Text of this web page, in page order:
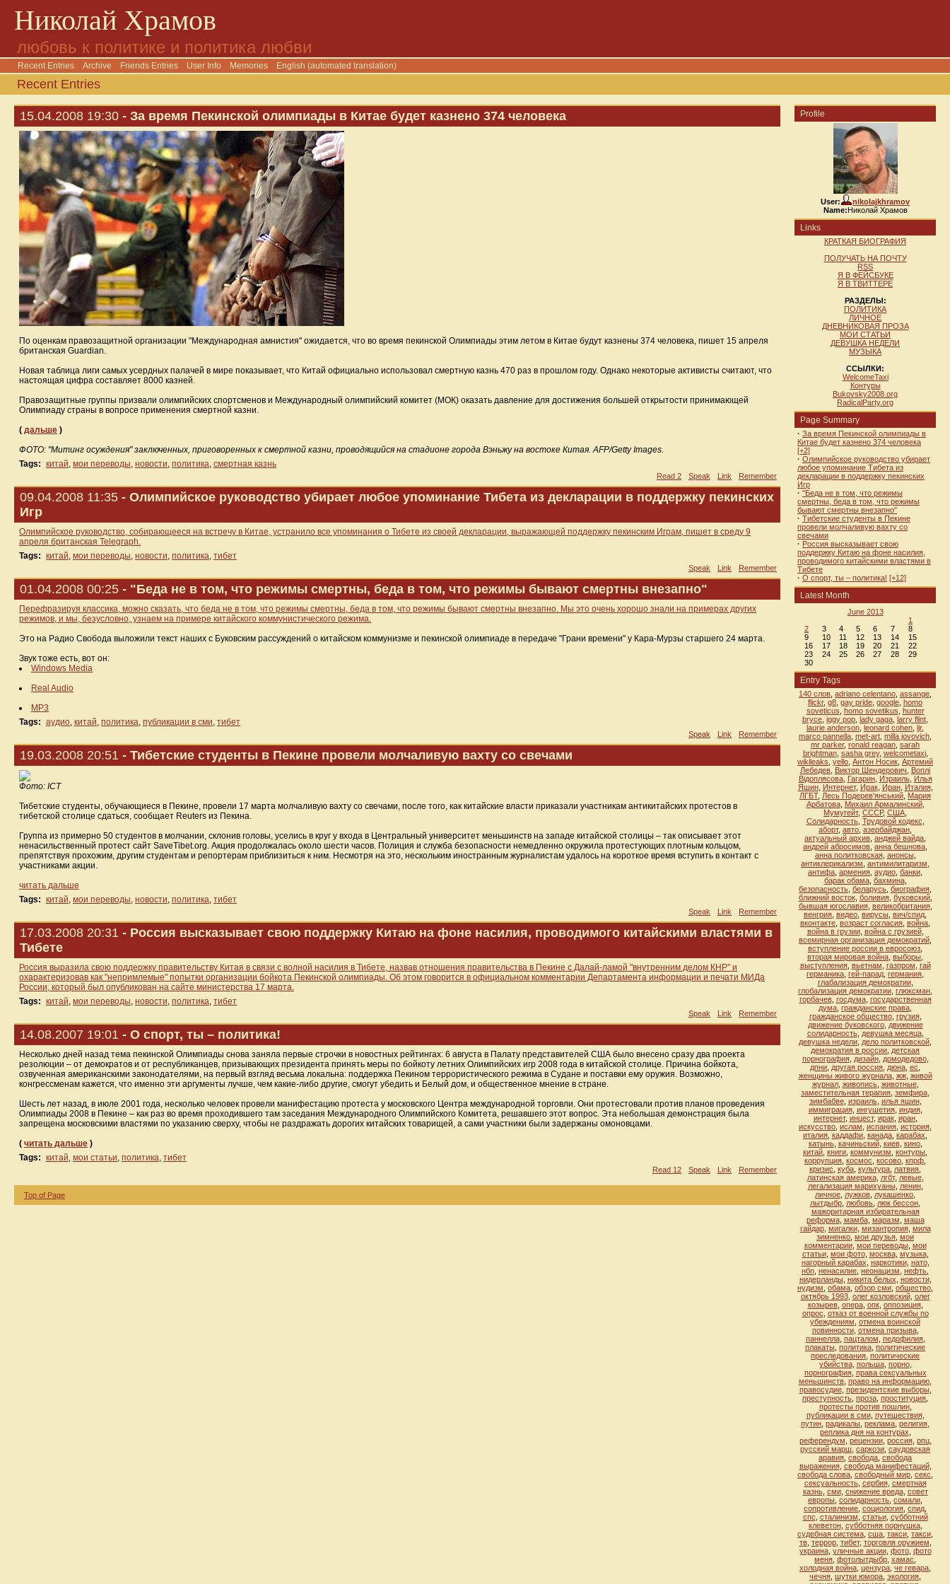
Николай Храмов
любовь к политике и политика любви
Recent Entries Archive Friends Entries User Info Memories English (automated translation)
Recent Entries
15.04.2008 19:30 - За время Пекинской олимпиады в Китае будет казнено 374 человека
По оценкам правозащитной организации "Международная амнистия" ожидается, что во время пекинской Олимпиады этим летом в Китае будут казнены 374 человека, пишет 15 апреля
британская Guardian.
Новая таблица лиги самых усердных палачей в мире показывает, что Китай официально использовал смертную казнь 470 раз в прошлом году. Однако некоторые активисты считают, что
настоящая цифра составляет 8000 казней.
Правозащитные группы призвали олимпийских спортсменов и Международный олимпийский комитет (МОК) оказать давление для достижения большей открытости принимающей
Олимпиаду страны в вопросе применения смертной казни.
( дальше )
ФОТО: "Митинг осуждения" заключенных, приговоренных к смертной казни, проводящийся на стадионе города Вэньжу на востоке Китая. AFP/Getty Images.
Tags: китай, мои переводы, новости, политика, смертная казнь
Read 2 Speak Link Remember
09.04.2008 11:35 - Олимпийское руководство убирает любое упоминание Тибета из декларации в поддержку пекинских
Игр
Олимпийское руководство, собирающееся на встречу в Китае, устранило все упоминания о Тибете из своей декларации, выражающей поддержку пекинским Играм, пишет в среду 9
апреля британская Telegraph.
Tags: китай, мои переводы, новости, политика, тибет
Speak Link Remember
01.04.2008 00:25 - "Беда не в том, что режимы смертны, беда в том, что режимы бывают смертны внезапно"
Перефразируя классика, можно сказать, что беда не в том, что режимы смертны, беда в том, что режимы бывают смертны внезапно. Мы это очень хорошо знали на примерах других
режимов, и мы, безусловно, узнаем на примере китайского коммунистического режима.
Это на Радио Свобода выложили текст наших с Буковским рассуждений о китайском коммунизме и пекинской олимпиаде в передаче "Грани времени" у Кара-Мурзы старшего 24 марта.
Звук тоже есть, вот он:
Windows Media
Real Audio
MP3
Tags: аудио, китай, политика, публикации в сми, тибет
Speak Link Remember
19.03.2008 20:51 - Тибетские студенты в Пекине провели молчаливую вахту со свечами
Фото: ICT
Тибетские студенты, обучающиеся в Пекине, провели 17 марта молчаливую вахту со свечами, после того, как китайские власти приказали участникам антикитайских протестов в
тибетской столице сдаться, сообщает Reuters из Пекина.
Группа из примерно 50 студентов в молчании, склонив головы, уселись в круг у входа в Центральный университет меньшинств на западе китайской столицы – так описывает этот
ненасильственный протест сайт SaveTibet.org. Акция продолжалась около шести часов. Полиция и служба безопасности немедленно окружила протестующих плотным кольцом,
препятствуя прохожим, другим студентам и репортерам приблизиться к ним. Несмотря на это, нескольким иностранным журналистам удалось на короткое время вступить в контакт с
участниками акции.
читать дальше
Tags: китай, мои переводы, новости, политика, тибет
Speak Link Remember
17.03.2008 20:31 - Россия высказывает свою поддержку Китаю на фоне насилия, проводимого китайскими властями в
Тибете
Россия выразила свою поддержку правительству Китая в связи с волной насилия в Тибете, назвав отношения правительства в Пекине с Далай-ламой "внутренним делом КНР" и
охарактеризовав как "непримлемые" попытки организации бойкота Пекинской олимпиады. Об этом говорится в официальном комментарии Департамента информации и печати МИДа
России, который был опубликован на сайте министерства 17 марта.
Tags: китай, мои переводы, новости, политика, тибет
Speak Link Remember
14.08.2007 19:01 - О спорт, ты – политика!
Несколько дней назад тема пекинской Олимпиады снова заняла первые строчки в новостных рейтингах: 6 августа в Палату представителей США было внесено сразу два проекта
резолюции – от демократов и от республиканцев, призывающих президента принять меры по бойкоту летних Олимпийских игр 2008 года в китайской столице. Причина бойкота,
озвученная американскими законодателями, на первый взгляд весьма локальна: поддержка Пекином террористического режима в Судане и поставки ему оружия. Возможно,
конгрессменам кажется, что именно эти аргументы лучше, чем какие-либо другие, смогут убедить и Белый дом, и общественное мнение в стране.
Шесть лет назад, в июле 2001 года, несколько человек провели манифестацию протеста у московского Центра международной торговли. Они протестовали против планов проведения
Олимпиады 2008 в Пекине – как раз во время проходившего там заседания Международного Олимпийского Комитета, решавшего этот вопрос. Эта небольшая демонстрация была
запрещена московскими властями по указанию сверху, чтобы не раздражать дорогих китайских товарищей, а сами участники были задержаны омоновцами.
( читать дальше )
Tags: китай, мои статьи, политика, тибет
Read 12 Speak Link Remember
Top of Page
Profile
User:
nikolajkhramov
Name:Николай Храмов
Links
КРАТКАЯ БИОГРАФИЯ
ПОЛУЧАТЬ НА ПОЧТУ
RSS
Я В ФЕЙСБУКЕ
Я В ТВИТТЕРЕ
РАЗДЕЛЫ:
ПОЛИТИКА
ЛИЧНОЕ
ДНЕВНИКОВАЯ ПРОЗА
МОИ СТАТЬИ
ДЕВУШКА НЕДЕЛИ
МУЗЫКА
ССЫЛКИ:
WelcomeTaxi
Контуры
Bukovsky2008.org
RadicalParty.org
Page Summary
· За время Пекинской олимпиады в
Китае будет казнено 374 человека
[+2]
· Олимпийское руководство убирает
любое упоминание Тибета из
декларации в поддержку пекинских
Игр
· "Беда не в том, что режимы
смертны, беда в том, что режимы
бывают смертны внезапно"
· Тибетские студенты в Пекине
провели молчаливую вахту со
свечами
· Россия высказывает свою
поддержку Китаю на фоне насилия,
проводимого китайскими властями в
Тибете
· О спорт, ты – политика! [+12]
Latest Month
June 2013
1
2
3 4 5 6 7
8
9
10 11 12 13 14
15
16
17 18 19 20 21
22
23
24 25 26 27 28
29
30
Entry Tags
140 слов adriano celentano assange
flickr, g8 gay pride google homo
soveticus homo sovetikus hunter
bryce iggy pop lady gaga larry flint
laurie anderson leonard cohen ljr,
marco pannella met-art milla jovovich
mr parker, ronald reagan sarah
brightman, sasha grey, welcometaxi,
wikileaks yello Антон Носик Артемий
Лебедев Виктор Шендерович
Воплi
Вiдоплясова, Гагарин, Израиль, Илья
Яшин, Интернет, Ирак, Иран, Италия,
ЛГБТ, Лесь Подерев'янський Мария
Арбатова, Михаил Армалинский,
Мумугейт, СССР, США
Солидарность, Трудовой кодекс
аборт, авто азербайджан
актуальный архив анджей вайда
андрей абросимов анна бешнова
анна политковская, анонсы,
антиклерикализм антимилитаризм
антифа армения аудио банки
барак обама, бахмина,
безопасность беларусь биография
ближний восток, боливия, буковский,
бывшая югославия, великобритания,
венгрия видео вирусы вич/спид
вконтакте возраст согласия война
война в грузии, война с грузией,
всемирная организация демократий
вступление россии в евросоюз
вторая мировая война выборы
выступления, вьетнам газпром гай
германика гей-парад германия
глабализация демократии,
глобализация демократии глюксман
горбачев, госдума, государственная
дума гражданские права
гражданское общество, грузия,
движение буковского, движение
солидарность, девушка месяца,
девушка недели дело политковской
демократия в россии детская
порнография, дизайн, домодедово,
дпни другая россия дюна ес
женщины живого журнала, жж, живой
журнал, живопись, животные,
заместительная терапия земфира
зимбабве, израиль, илья яшин,
иммиграция, ингушетия, индия,
интернет, инцест, ирак, иран,
искусство ислам испания история
италия каддафи канада карабах
катынь, качиньский, киев, кино,
китай книги коммунизм контуры
коррупция космос косово кпрф
кризис куба культура латвия
латинская америка, лгбт, левые,
легализация марихуаны, ленин,
личное лужков лукашенко
лытдыбр любовь люк бессон
мажоритарная избирательная
реформа, мамба, маразм маша
гайдар, мигалки, мизантропия, мила
зимненко мои друзья мои
комментарии, мои переводы, мои
статьи, мои фото, москва, музыка,
нагорный карабах наркотики, нато,
нбп ненасилие неонацизм нефть
нидерланды, никита белых новости,
нудизм обама обзор сми общество
октябрь 1993, олег козловский, олег
козырев, опера, опк, оппозиция,
опрос отказ от военной службы по
убеждениям отмена воинской
повинности, отмена призыва,
паннелла, пацталом педофилия,
плакаты политика политические
преследования политические
убийства, польша, порно,
порнография, права сексуальных
меньшинств право на информацию
правосудие, президентские выборы,
преступность проза проституция
протесты против пошлин,
публикации в сми, путешествия,
путин радикалы реклама религия
реплика дня на контурах
референдум рецензии, россия, рпц,
русский марш саркози саудовская
аравия свобода свобода
выражения, свобода манифестаций,
свобода слова свободный мир секс
сексуальность, сербия, смертная
казнь, сми, снижение вреда, совет
европы солидарность сомали
сопротивление социология спид
спс сталинизм статьи, субботний
клеветон, субботняя порнушка,
судебная система сша такcи такси
тв, террор, тибет, торговля оружием
украина, уличные акции, фото, фото
меня фотолытдыбр хамас
холодная война цензура че гевара
чечня шутки юмора экология